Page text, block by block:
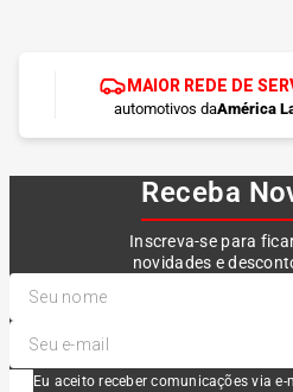
MAIOR REDE DE
automotivos daAmérica
Receba
Inscreva-se para
novidades e
Eu aceito receber comunicações via e-